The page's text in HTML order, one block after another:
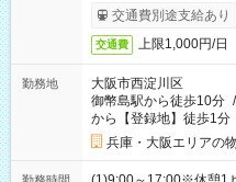
交通費別途支給あり
交通費 上限1,000円/日
勤務地
大阪市西淀川区
御幣島駅から徒歩10分 /
から【登録地】徒歩1分
兵庫・大阪エリアの